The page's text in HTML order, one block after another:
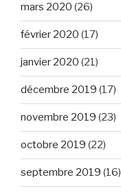
mars 2020 (26)
février 2020 (17)
janvier 2020 (21)
décembre 2019 (17)
novembre 2019 (23)
octobre 2019 (22)
septembre 2019 (16)